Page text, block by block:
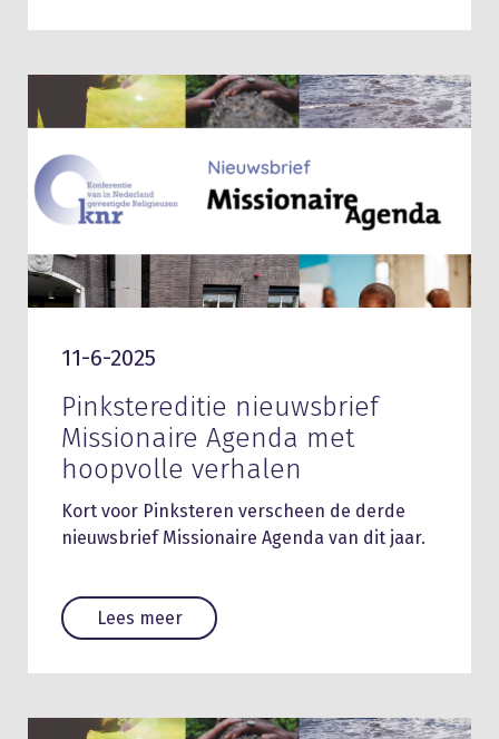
11-6-2025
Pinkstereditie nieuwsbrief
Missionaire Agenda met
hoopvolle verhalen
Kort voor Pinksteren verscheen de derde
nieuwsbrief Missionaire Agenda van dit jaar.
Lees meer